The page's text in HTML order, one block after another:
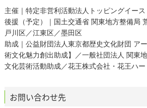
主催｜特定非営利活動法人トッピングイース
後援（予定）｜国土交通省 関東地方整備局
戸川区／江東区／墨田区
助成｜公益財団法人東京都歴史文化財団 ア
術文化魅力創出助成】／一般社団法人 関東
文化芸術活動助成／花王株式会社・花王ハ
お問い合わせ先